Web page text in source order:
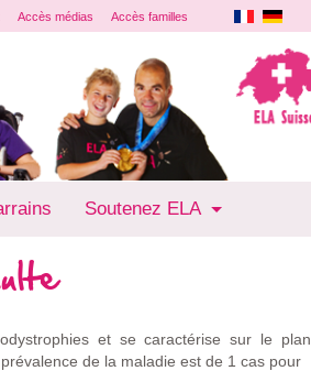
Accès médias Accès familles
Soutenez ELA
et se caractérise sur le plan
de la maladie est de 1 cas pour